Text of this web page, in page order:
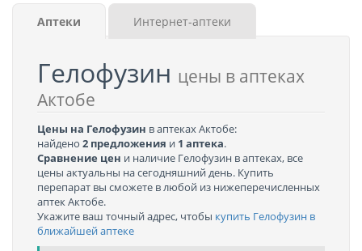
Аптеки Интернет-аптеки
Гелофузин цены в аптеках
Актобе
Цены на Гелофузин в аптеках Актобе:
найдено 2 предложения и 1 аптека.
Сравнение цен и наличие Гелофузин в аптеках, все
цены актуальны на сегодняшний день. Купить
перепарат вы сможете в любой из нижеперечисленных
аптек Актобе.
Укажите ваш точный адрес, чтобы купить Гелофузин в
ближайшей аптеке